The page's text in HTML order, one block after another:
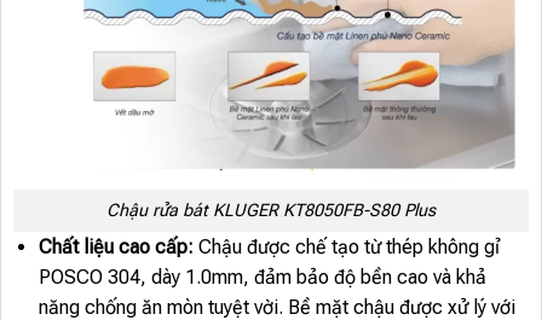
Chậu rửa bát KLUGER KT8050FB-S80 Plus
Chất liệu cao cấp: Chậu được chế tạo từ thép không gỉ
POSCO 304, dày 1.0mm, đảm bảo độ bền cao và khả
năng chống ăn mòn tuyệt vời. Bề mặt chậu được xử lý với